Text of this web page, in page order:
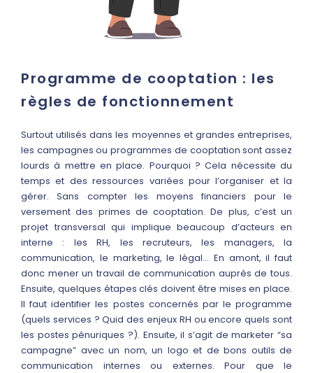
Programme de cooptation : les
règles de fonctionnement
Surtout utilisés dans les moyennes et grandes entreprises,
les campagnes ou programmes de cooptation sont assez
lourds à mettre en place. Pourquoi ? Cela nécessite du
temps et des ressources variées pour l’organiser et la
gérer. Sans compter les moyens financiers pour le
versement des primes de cooptation. De plus, c’est un
projet transversal qui implique beaucoup d’acteurs en
interne : les RH, les recruteurs, les managers, la
communication, le marketing, le légal… En amont, il faut
donc mener un travail de communication auprès de tous.
Ensuite, quelques étapes clés doivent être mises en place.
Il faut identifier les postes concernés par le programme
(quels services ? Quid des enjeux RH ou encore quels sont
les postes pénuriques ?). Ensuite, il s’agit de marketer “sa
campagne” avec un nom, un logo et de bons outils de
communication internes ou externes. Pour que le